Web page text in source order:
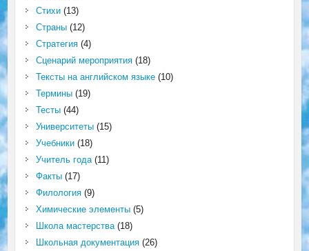
Стихи(13)
Страны(12)
Стратегия(4)
Сценарий мероприятия(18)
Тексты на английском языке(10)
Термины(19)
Тесты(44)
Университеты(15)
Учебники(18)
Учитель года(11)
Факты(17)
Филология(9)
Химические элементы(5)
Школа мастерства(18)
Школьная документация(26)